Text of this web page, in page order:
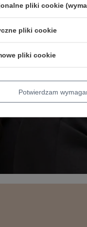
pliki cookie
pliki cookie
pliki cookie
Potwierdzam